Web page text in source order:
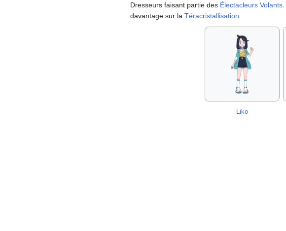
Dresseurs faisant partie des Électacleurs Volants
davantage sur la Téracristallisation
Liko